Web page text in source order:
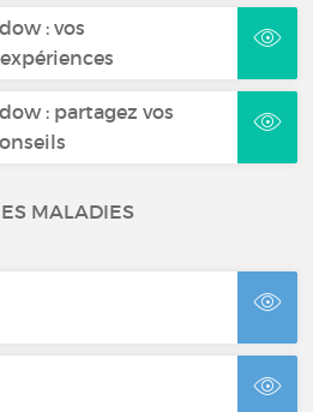
: vos
: partagez vos
MALADIES